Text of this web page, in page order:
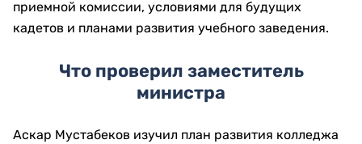
приемной комиссии, условиями для будущих
кадетов и планами развития учебного заведения.
Что проверил заместитель
министра
Аскар Мустабеков изучил план развития колледжа